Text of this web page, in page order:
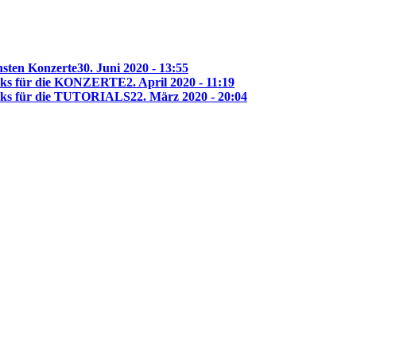
Konzerte30. Juni 2020 - 13:55
für die KONZERTE2. April 2020 - 11:19
für die TUTORIALS22. März 2020 - 20:04